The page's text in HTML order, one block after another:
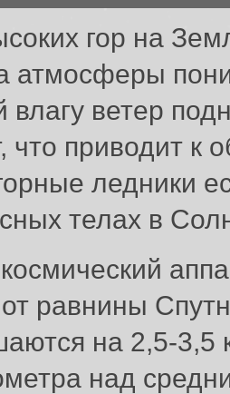
гор на
атмосферы
ветер
что приводит к
ледники
телах в
равнины
на 2,5-
над